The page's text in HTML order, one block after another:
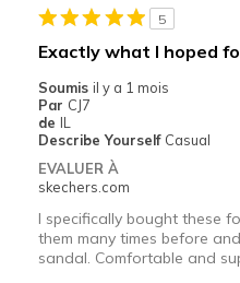
Too wide, feet slipped through
Les meilleures utilisations
Casual Wear
Going Out
Travel
Width
Feels
Sizing
Feels
5
Exactly what I hoped
Soumis il y a 1 mois
Par CJ7
de IL
Describe Yourself Casual
EVALUER À
skechers.com
I specifically bought these
them many times before
sandal. Comfortable and